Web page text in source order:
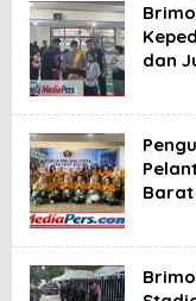
dan
Barat